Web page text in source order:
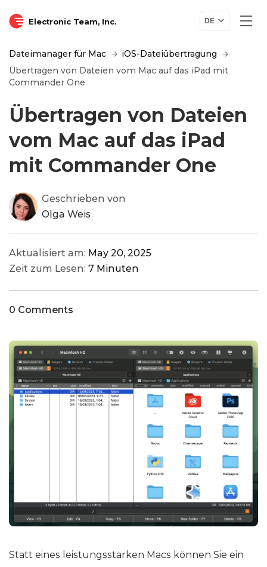
Electronic Team, Inc. DE
Dateimanager für Mac
iOS-Dateiübertragung
Übertragen von Dateien vom Mac auf das iPad mit
Commander One
Übertragen von Dateien
vom Mac auf das iPad
mit Commander One
Geschrieben von
Olga Weis
Aktualisiert am: May 20, 2025
Zeit zum Lesen: 7 Minuten
0 Comments
Statt eines leistungsstarken Macs können Sie ein